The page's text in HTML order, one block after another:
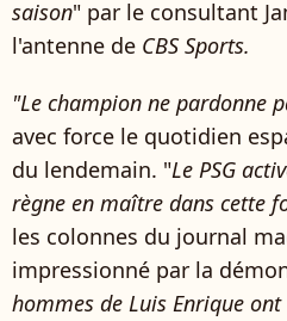
saison" par le consultant
l'antenne de CBS Sports.
"Le champion ne pardonne
avec force le quotidien
du lendemain. "Le PSG
règne en maître dans cette
les colonnes du journal
impressionné par la
hommes de Luis Enrique